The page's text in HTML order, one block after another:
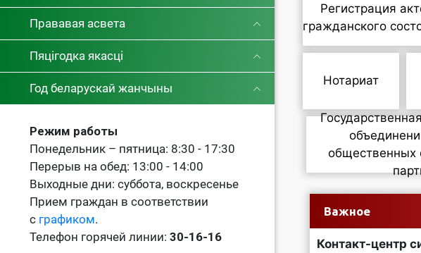
Прававая асвета
Пяцігодка якасці
Год беларускай жанчыны
Режим работы
Понедельник – пятница: 8:30 - 17:30
Перерыв на обед: 13:00 - 14:00
Выходные дни: суббота, воскресенье
Прием граждан в соответствии
с графиком.
Телефон горячей линии: 30-16-16
Регистрация
гражданского
Нотариат
общественных
Важное
Контакт-центр